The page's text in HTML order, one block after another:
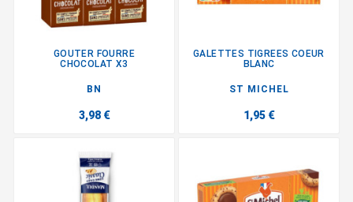
GOUTER FOURRE
CHOCOLAT X3
BN
3,98 €
GALETTES TIGREES COEUR
BLANC
ST MICHEL
1,95 €